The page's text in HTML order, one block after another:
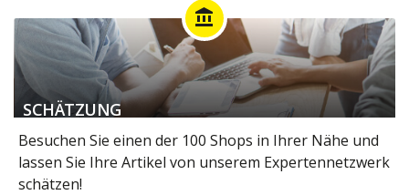
account_balance
SCHÄTZUNG
Besuchen Sie einen der 100 Shops in Ihrer Nähe und
lassen Sie Ihre Artikel von unserem Expertennetzwerk
schätzen!